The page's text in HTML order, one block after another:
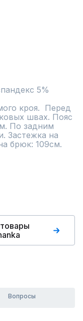
5%
кроя.  Перед
швах. Пояс
По задним
Застежка на
брюк: 109см.
Вопросы